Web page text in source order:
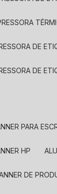
DE
DE
PARA
HP
DE